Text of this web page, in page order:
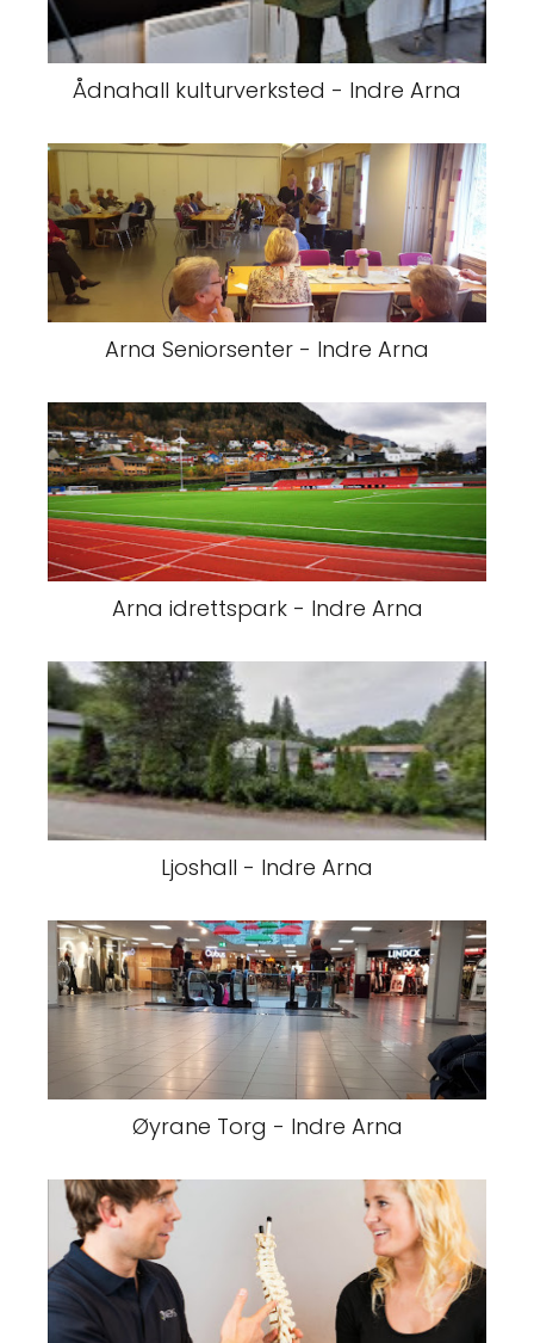
Ådnahall kulturverksted - Indre Arna
Arna Seniorsenter - Indre Arna
Arna idrettspark - Indre Arna
Ljoshall - Indre Arna
Øyrane Torg - Indre Arna